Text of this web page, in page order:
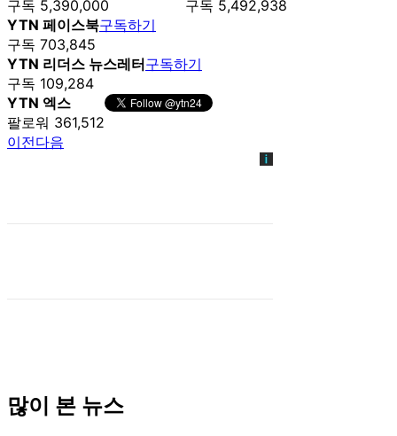
구독 5,390,000
구독 5,492,938
YTN 페이스북
구독 703,845
구독하기
YTN 리더스 뉴스레터
구독 109,284
구독하기
YTN 엑스
팔로워 361,512
이전다음
많이 본 뉴스